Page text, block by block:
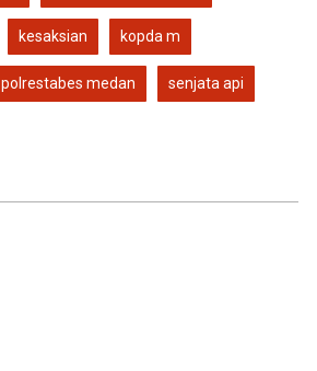
kesaksian kopda m
polrestabes medan senjata api